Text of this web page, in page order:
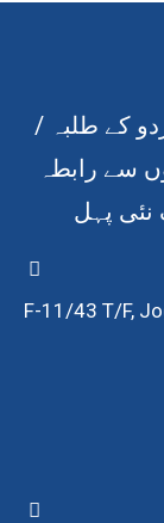
کے طلبہ /
سے رابطہ
نئی پہل
F-11/43 T/F,